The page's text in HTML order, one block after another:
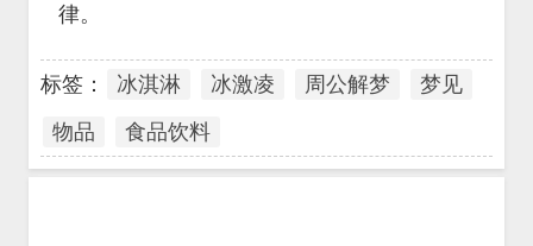
律。
标签： 冰淇淋 冰激凌 周公解梦
梦见
物品
食品饮料